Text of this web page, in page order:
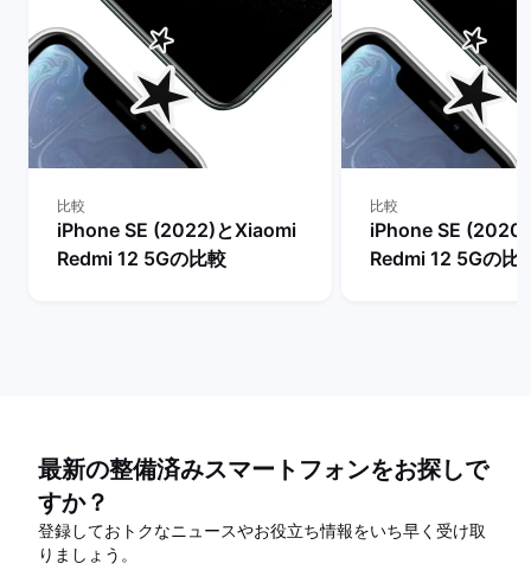
比較
iPhone SE (2022)とXiaomi
Redmi 12 5Gの比較
比較
iPhone SE
Redmi 12 5Gの比
最新の整備済みスマートフォンをお探しで
すか？
登録しておトクなニュースやお役立ち情報をいち早く受け取
りましょう。